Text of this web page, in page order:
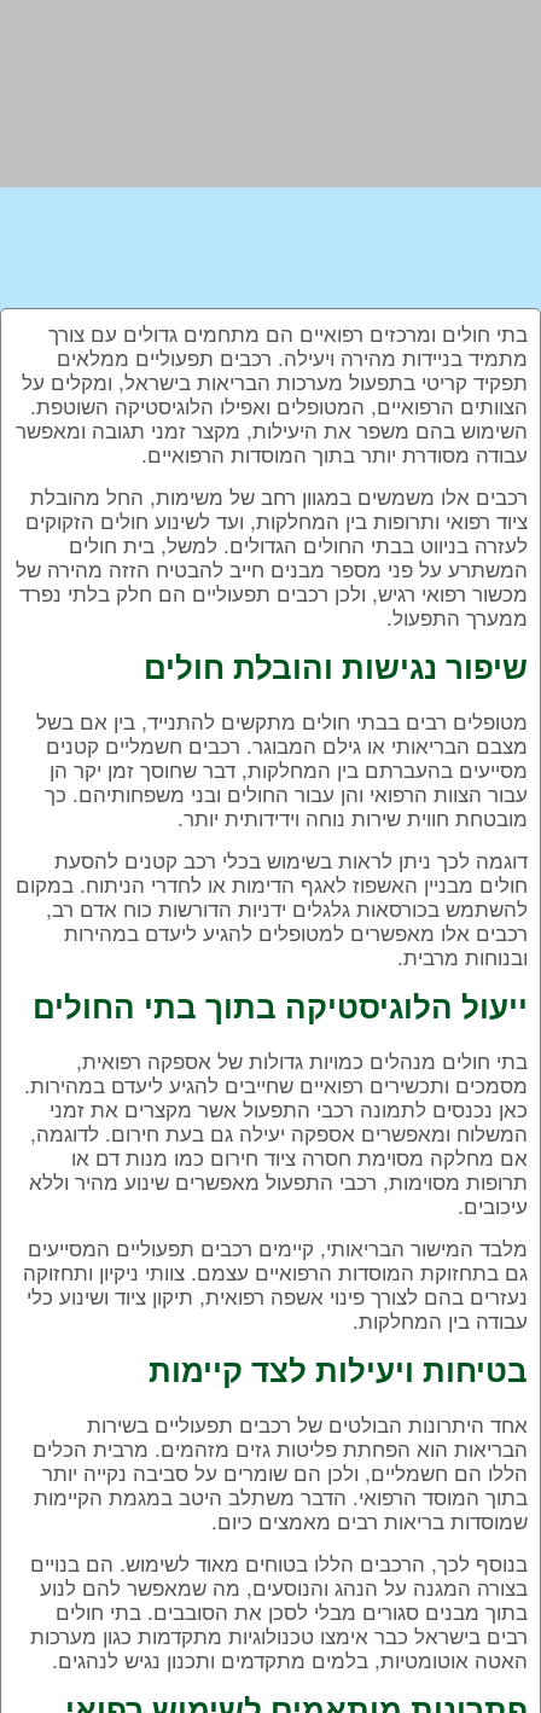
בתי חולים ומרכזים רפואיים הם מתחמים גדולים עם צורך
מתמיד בניידות מהירה ויעילה. רכבים תפעוליים ממלאים
תפקיד קריטי בתפעול מערכות הבריאות בישראל, ומקלים על
הצוותים הרפואיים, המטופלים ואפילו הלוגיסטיקה השוטפת.
השימוש בהם משפר את היעילות, מקצר זמני תגובה ומאפשר
עבודה מסודרת יותר בתוך המוסדות הרפואיים.
רכבים אלו משמשים במגוון רחב של משימות, החל מהובלת
ציוד רפואי ותרופות בין המחלקות, ועד לשינוע חולים הזקוקים
לעזרה בניווט בבתי החולים הגדולים. למשל, בית חולים
המשתרע על פני מספר מבנים חייב להבטיח הזזה מהירה של
מכשור רפואי רגיש, ולכן רכבים תפעוליים הם חלק בלתי נפרד
ממערך התפעול.
שיפור נגישות והובלת חולים
מטופלים רבים בבתי חולים מתקשים להתנייד, בין אם בשל
מצבם הבריאותי או גילם המבוגר. רכבים חשמליים קטנים
מסייעים בהעברתם בין המחלקות, דבר שחוסך זמן יקר הן
עבור הצוות הרפואי והן עבור החולים ובני משפחותיהם. כך
מובטחת חווית שירות נוחה וידידותית יותר.
דוגמה לכך ניתן לראות בשימוש בכלי רכב קטנים להסעת
חולים מבניין האשפוז לאגף הדימות או לחדרי הניתוח. במקום
להשתמש בכורסאות גלגלים ידניות הדורשות כוח אדם רב,
רכבים אלו מאפשרים למטופלים להגיע ליעדם במהירות
ובנוחות מרבית.
ייעול הלוגיסטיקה בתוך בתי החולים
בתי חולים מנהלים כמויות גדולות של אספקה רפואית,
מסמכים ותכשירים רפואיים שחייבים להגיע ליעדם במהירות.
כאן נכנסים לתמונה רכבי התפעול אשר מקצרים את זמני
המשלוח ומאפשרים אספקה יעילה גם בעת חירום. לדוגמה,
אם מחלקה מסוימת חסרה ציוד חירום כמו מנות דם או
תרופות מסוימות, רכבי התפעול מאפשרים שינוע מהיר וללא
עיכובים.
מלבד המישור הבריאותי, קיימים רכבים תפעוליים המסייעים
גם בתחזוקת המוסדות הרפואיים עצמם. צוותי ניקיון ותחזוקה
נעזרים בהם לצורך פינוי אשפה רפואית, תיקון ציוד ושינוע כלי
עבודה בין המחלקות.
בטיחות ויעילות לצד קיימות
אחד היתרונות הבולטים של רכבים תפעוליים בשירות
הבריאות הוא הפחתת פליטות גזים מזהמים. מרבית הכלים
הללו הם חשמליים, ולכן הם שומרים על סביבה נקייה יותר
בתוך המוסד הרפואי. הדבר משתלב היטב במגמת הקיימות
שמוסדות בריאות רבים מאמצים כיום.
בנוסף לכך, הרכבים הללו בטוחים מאוד לשימוש. הם בנויים
בצורה המגנה על הנהג והנוסעים, מה שמאפשר להם לנוע
בתוך מבנים סגורים מבלי לסכן את הסובבים. בתי חולים
רבים בישראל כבר אימצו טכנולוגיות מתקדמות כגון מערכות
האטה אוטומטיות, בלמים מתקדמים ותכנון נגיש לנהגים.